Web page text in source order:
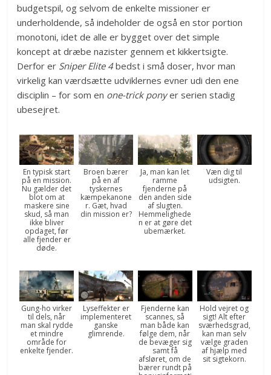
budgetspil, og selvom de enkelte missioner er
underholdende, så indeholder de også en stor portion
monotoni, idet de alle er bygget over det simple
koncept at dræbe nazister gennem et kikkertsigte.
Derfor er Sniper Elite 4bedst i små doser, hvor man
virkelig kan værdsætte udviklernes evner udi den ene
disciplin – for som en one-trick ponyer serien stadig
ubesejret.
En typisk start
på en mission.
Nu gælder det
blot om at
maskere sine
skud, så man
ikke bliver
opdaget, før
alle fjender er
døde.
Broen bærer
på en af
tyskernes
kæmpekanone
r. Gæt, hvad
din mission er?
Ja, man kan let
ramme
fjenderne på
den anden side
af slugten.
Hemmelighede
n er at gøre det
ubemærket.
Væn dig til
udsigten.
Gung-ho virker
til dels, når
man skal rydde
et mindre
område for
enkelte fjender.
Lyseffekter er
implementeret
ganske
glimrende.
Fjenderne kan
scannes, så
man både kan
følge dem, når
de bevæger sig
samt få
afsløret, om de
bærer rundt på
Hold vejret og
sigt! Alt efter
sværhedsgrad,
kan man selv
vælge graden
af hjælp med
sit sigtekorn.